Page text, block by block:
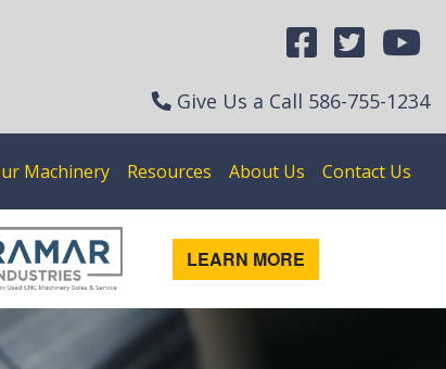
Give Us a Call 586-755-1234
Machinery Resources About Us Contact Us
LEARN MORE